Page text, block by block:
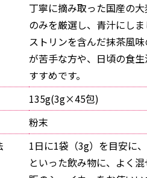
丁寧に摘み取った国産の
のみを厳選し、青汁にし
ストリンを含んだ抹茶風
が苦手な方や、日頃の食
すすめです。
135g(3g×45包)
粉末
1日に1袋（3g）を目安に
といった飲み物に、よく